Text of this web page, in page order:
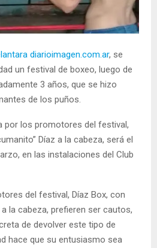
diarioimagen.com.ar, se
un festival de boxeo, luego de
3 años, que se hizo
de los puños.
por los promotores del festival,
Díaz a la cabeza, será el
en las instalaciones del Club
del festival, Díaz Box, con
a la cabeza, prefieren ser cautos,
de devolver este tipo de
hace que su entusiasmo sea